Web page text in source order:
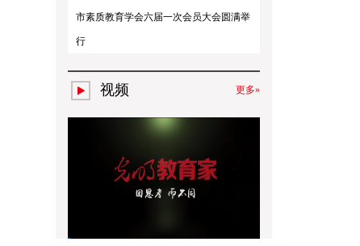
市素质教育学会六届一次会员大会圆满举
行
视频 更多»